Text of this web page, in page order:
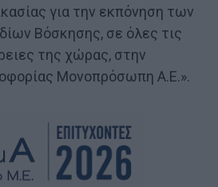
για την εκπόνηση των
Βόσκησης, σε όλες τις
της χώρας, στην
Μονοπρόσωπη Α.Ε.».